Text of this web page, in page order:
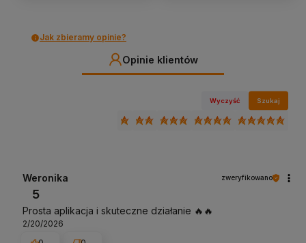
Jak zbieramy opinie?
Opinie klientów
Wyczyść Szukaj
Weronika zweryfikowano
5
Prosta aplikacja i skuteczne działanie 🔥🔥
2/20/2026